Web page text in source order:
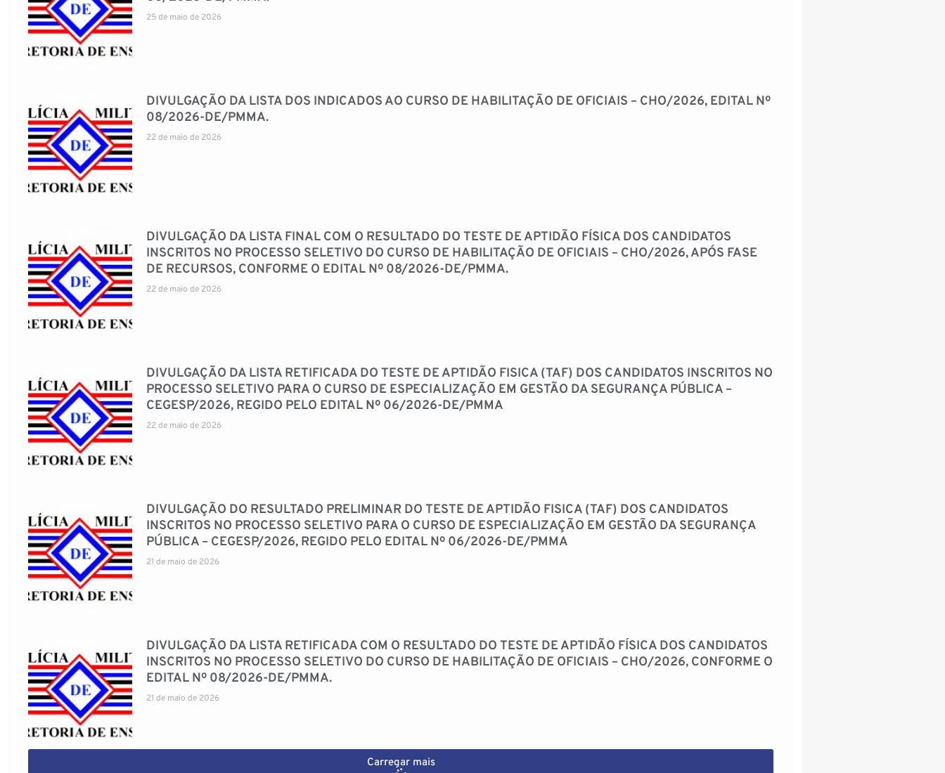
25 de maio de 2026
DIVULGAÇÃO DA LISTA DOS INDICADOS AO CURSO DE HABILITAÇÃO DE OFICIAIS – CHO/2026, EDITAL Nº
08/2026-DE/PMMA.
22 de maio de 2026
DIVULGAÇÃO DA LISTA FINAL COM O RESULTADO DO TESTE DE APTIDÃO FÍSICA DOS CANDIDATOS
INSCRITOS NO PROCESSO SELETIVO DO CURSO DE HABILITAÇÃO DE OFICIAIS – CHO/2026, APÓS FASE
DE RECURSOS, CONFORME O EDITAL Nº 08/2026-DE/PMMA.
22 de maio de 2026
DIVULGAÇÃO DA LISTA RETIFICADA DO TESTE DE APTIDÃO FISICA (TAF) DOS CANDIDATOS INSCRITOS NO
PROCESSO SELETIVO PARA O CURSO DE ESPECIALIZAÇÃO EM GESTÃO DA SEGURANÇA PÚBLICA –
CEGESP/2026, REGIDO PELO EDITAL Nº 06/2026-DE/PMMA
22 de maio de 2026
DIVULGAÇÃO DO RESULTADO PRELIMINAR DO TESTE DE APTIDÃO FISICA (TAF) DOS CANDIDATOS
INSCRITOS NO PROCESSO SELETIVO PARA O CURSO DE ESPECIALIZAÇÃO EM GESTÃO DA SEGURANÇA
PÚBLICA – CEGESP/2026, REGIDO PELO EDITAL Nº 06/2026-DE/PMMA
21 de maio de 2026
DIVULGAÇÃO DA LISTA RETIFICADA COM O RESULTADO DO TESTE DE APTIDÃO FÍSICA DOS CANDIDATOS
INSCRITOS NO PROCESSO SELETIVO DO CURSO DE HABILITAÇÃO DE OFICIAIS – CHO/2026, CONFORME O
EDITAL Nº 08/2026-DE/PMMA.
21 de maio de 2026
Carregar mais